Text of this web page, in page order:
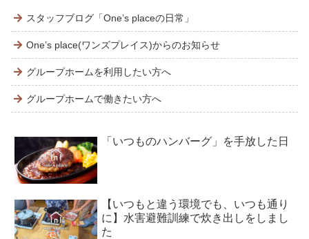
スタッフブログ「One’s placeの日常」
One’s place(ワンズプレイス)からのお知らせ
グループホームを利用したい方へ
グループホームで働きたい方へ
「いつものハンバーグ」を手放した日
【いつもと違う環境でも、いつも通り
に】水害避難訓練で炊き出しをしまし
た